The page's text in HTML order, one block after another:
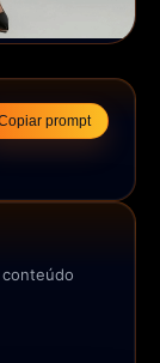
prompt